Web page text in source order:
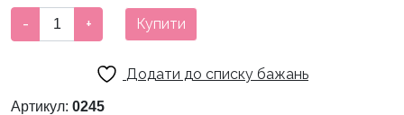
для
Pink
- + Купити
Додати до списку бажань
Артикул: 0245